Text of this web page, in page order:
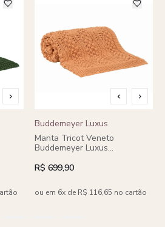
Buddemeyer Luxus
Manta Tricot Veneto
Buddemeyer Luxus
R$ 699,90
ou em 6x de R$ 116,65 no cartão